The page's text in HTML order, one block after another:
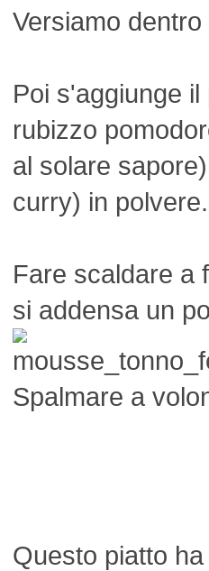
Versiamo
Poi s'aggiunge
rubizzo
al solare
curry) in polvere.
Fare scaldare a
si addensa un
Spalmare a
Questo piatto